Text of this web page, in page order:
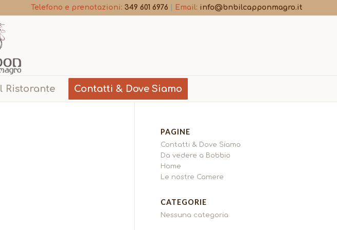
Telefono e prenotazioni: 349 601 6976 Email: info@bnbilcapponmagro.it
Il Ristorante Contatti & Dove Siamo
PAGINE
Contatti & Dove Siamo
Da vedere a Bobbio
Home
Le nostre Camere
CATEGORIE
Nessuna categoria